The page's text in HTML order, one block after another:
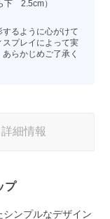
下 2.5cm）
るように心がけて
プレイによって実
らかじめご了承く
詳細情報
プ
ンプルなデザイン